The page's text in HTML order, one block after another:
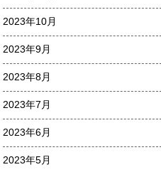
2023年10月
2023年9月
2023年8月
2023年7月
2023年6月
2023年5月